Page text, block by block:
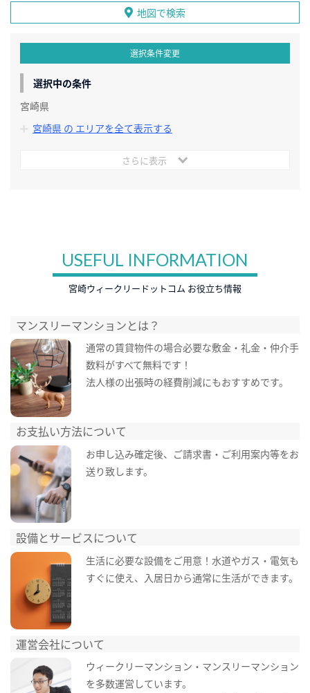
地図で検索
選択条件変更
選択中の条件
宮崎県
宮崎県 の エリアを全て表示する
さらに表示
USEFUL INFORMATION
宮崎ウィークリードットコム お役立ち情報
マンスリーマンションとは？
通常の賃貸物件の場合必要な敷金・礼金・仲介手
数料がすべて無料です！
法人様の出張時の経費削減にもおすすめです。
お支払い方法について
お申し込み確定後、ご請求書・ご利用案内等をお
送り致します。
設備とサービスについて
生活に必要な設備をご用意！水道やガス・電気も
すぐに使え、入居日から通常に生活ができます。
運営会社について
ウィークリーマンション・マンスリーマンション
を多数運営しています。